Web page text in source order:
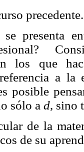
precedente.
se presenta
los que
a
posible
sólo a d, sino
de la
de su